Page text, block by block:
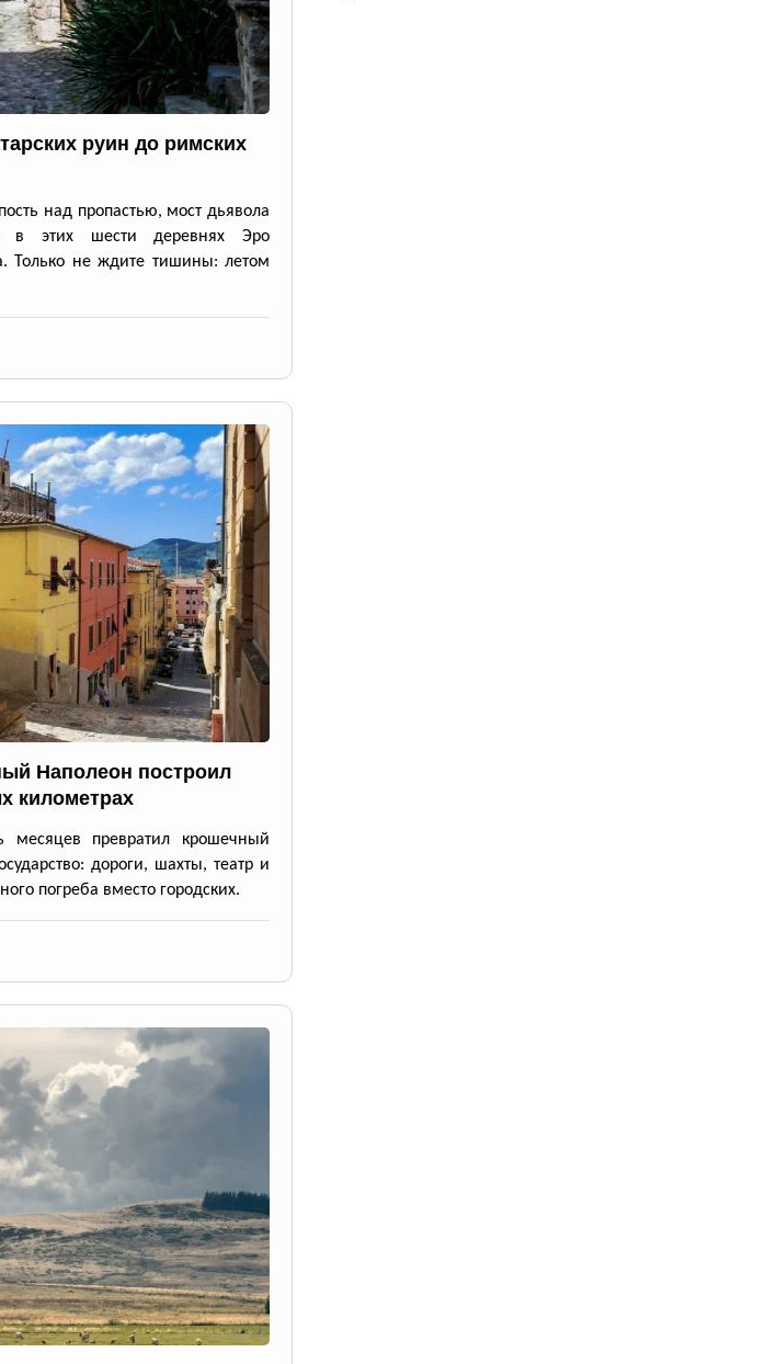
руин до римских
над пропастью, мост дьявола
в этих шести деревнях Эро
Только не ждите тишины: летом
Наполеон построил
километрах
месяцев превратил крошечный
дороги, шахты, театр и
погреба вместо городских.